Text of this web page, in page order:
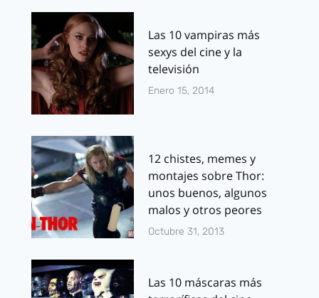
Las 10 vampiras más
sexys del cine y la
televisión
Enero 15, 2014
12 chistes, memes y
montajes sobre Thor:
unos buenos, algunos
malos y otros peores
Octubre 31, 2013
Las 10 máscaras más